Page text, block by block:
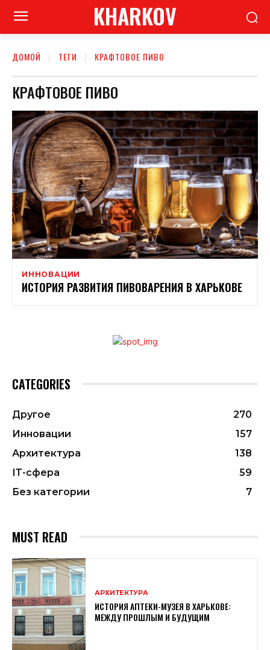
KHARKOV
ДОМОЙ ТЕГИ КРАФТОВОЕ ПИВО
КРАФТОВОЕ ПИВО
ИННОВАЦИИ
ИСТОРИЯ РАЗВИТИЯ ПИВОВАРЕНИЯ В ХАРЬКОВЕ
CATEGORIES
Другое
270
Инновации
157
Архитектура
138
ІТ-сфера
59
Без категории
7
MUST READ
АРХИТЕКТУРА
ИСТОРИЯ АПТЕКИ-МУЗЕЯ В ХАРЬКОВЕ:
МЕЖДУ ПРОШЛЫМ И БУДУЩИМ